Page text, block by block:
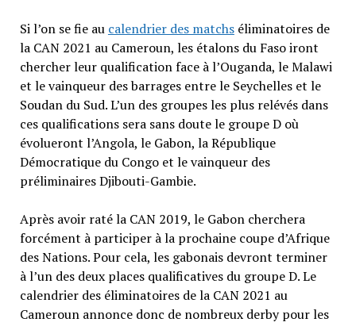
Si l’on se fie au calendrier des matchséliminatoires de
la CAN 2021 au Cameroun, les étalons du Faso iront
chercher leur qualification face à l’Ouganda, le Malawi
et le vainqueur des barrages entre le Seychelles et le
Soudan du Sud. L’un des groupes les plus relévés dans
ces qualifications sera sans doute le groupe D où
évolueront l’Angola, le Gabon, la République
Démocratique du Congo et le vainqueur des
préliminaires Djibouti-Gambie.
Après avoir raté la CAN 2019, le Gabon cherchera
forcément à participer à la prochaine coupe d’Afrique
des Nations. Pour cela, les gabonais devront terminer
à l’un des deux places qualificatives du groupe D. Le
calendrier des éliminatoires de la CAN 2021 au
Cameroun annonce donc de nombreux derby pour les